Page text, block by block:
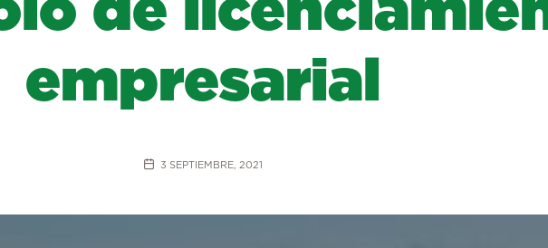
de
empresarial
3 SEPTIEMBRE, 2021